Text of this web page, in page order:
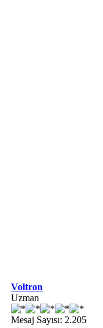
Voltron
Uzman
Mesaj Sayısı: 2.205